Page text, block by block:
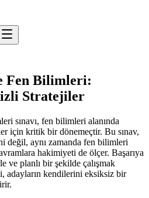
Fen Bilimleri:
Stratejiler
sınavı, fen bilimleri alanında
için kritik bir dönemeçtir. Bu sınav,
değil, aynı zamanda fen bilimleri
hakimiyeti de ölçer. Başarıya
ve planlı bir şekilde çalışmak
adayların kendilerini eksiksiz bir